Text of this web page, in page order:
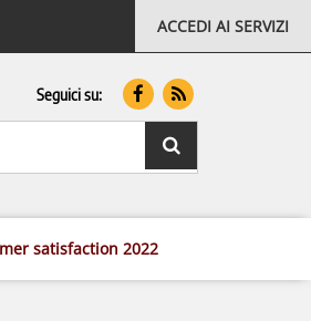
ACCEDI AI SERVIZI
Seguici su:
satisfaction 2022